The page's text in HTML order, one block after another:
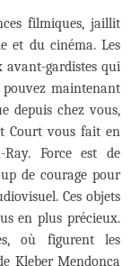
filmiques, jaillit
et du cinéma. Les
avant-gardistes qui
maintenant
depuis chez vous,
Court vous fait en
Force est de
de courage pour
Ces objets
en plus précieux.
où figurent les
Kleber Mendonça